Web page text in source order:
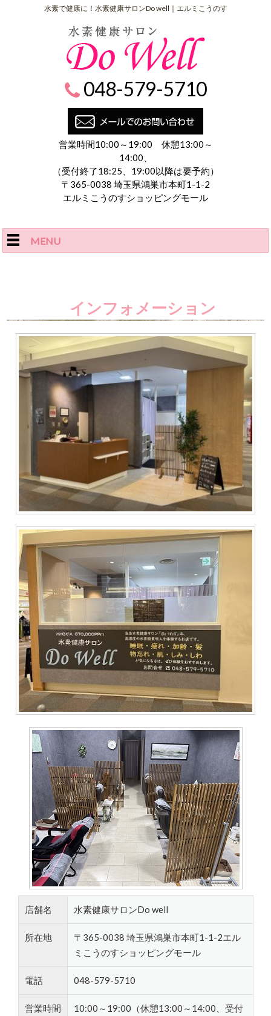
水素で健康に！水素健康サロンDo well｜エルミこうのす
048-579-5710
営業時間10:00～19:00 休憩13:00～
14:00、
（受付終了18:25、19:00以降は要予約）
〒365-0038 埼玉県鴻巣市本町1-1-2
エルミこうのすショッピングモール
MENU
インフォメーション
店舗名 水素健康サロンDo well
所在地
〒365-0038 埼玉県鴻巣市本町1-1-2エル
ミこうのすショッピングモール
電話 048-579-5710
営業時間
10:00～19:00（休憩13:00～14:00、受付